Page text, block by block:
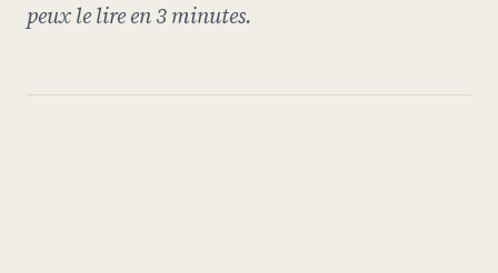
peux le lire en 3 minutes.